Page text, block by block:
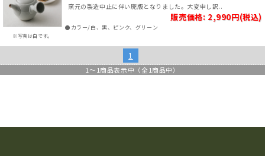
※写真は白です。
窯元の製造中止に伴い廃版となりました。大変申し訳..
販売価格: 2,990円(税込)
●カラー/白、黒、ピンク、グリーン
1
1 ～ 1商品表示中（全 1商品中）